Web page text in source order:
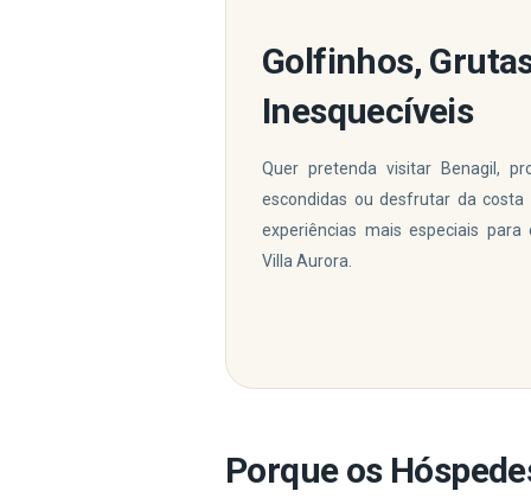
Golfinhos,
Inesquecíveis
Quer pretenda visitar Benagil,
escondidas ou desfrutar da
experiências mais especiais
Villa Aurora.
Porque os